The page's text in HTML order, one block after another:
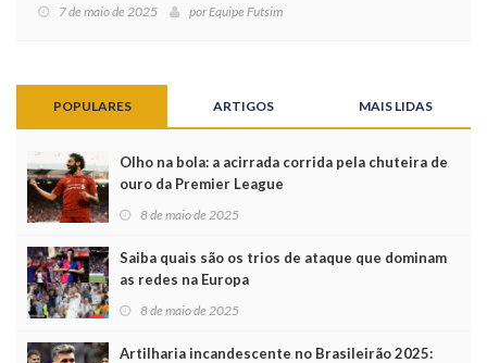
7 de maio de 2025 por Equipe Futsim
POPULARES ARTIGOS MAIS LIDAS
Olho na bola: a acirrada corrida pela chuteira de
ouro da Premier League
8 de maio de 2025
Saiba quais são os trios de ataque que dominam
as redes na Europa
8 de maio de 2025
Artilharia incandescente no Brasileirão 2025: